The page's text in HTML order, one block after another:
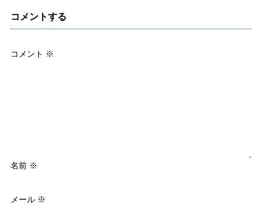
コメントする
コメント ※
名前 ※
メール ※